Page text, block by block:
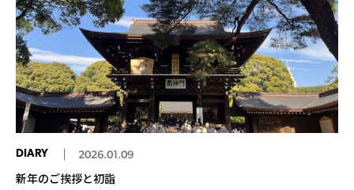
DIARY 2026.01.09
新年のご挨拶と初詣